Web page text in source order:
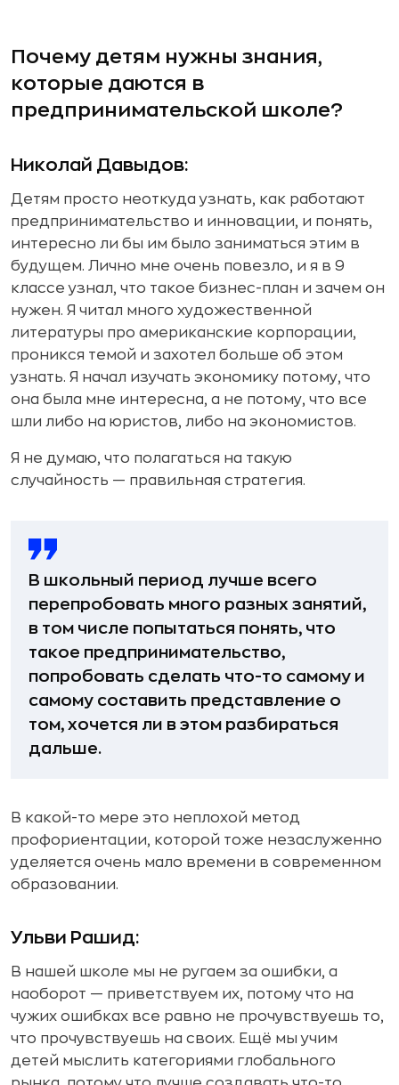
Почему детям нужны знания,
которые даются в
предпринимательской школе?
Николай Давыдов:
Детям просто неоткуда узнать, как работают
предпринимательство и инновации, и понять,
интересно ли бы им было заниматься этим в
будущем. Лично мне очень повезло, и я в 9
классе узнал, что такое бизнес-план и зачем он
нужен. Я читал много художественной
литературы про американские корпорации,
проникся темой и захотел больше об этом
узнать. Я начал изучать экономику потому, что
она была мне интересна, а не потому, что все
шли либо на юристов, либо на экономистов.
Я не думаю, что полагаться на такую
случайность — правильная стратегия.
В школьный период лучше всего
перепробовать много разных занятий,
в том числе попытаться понять, что
такое предпринимательство,
попробовать сделать что-то самому и
самому составить представление о
том, хочется ли в этом разбираться
дальше.
В какой-то мере это неплохой метод
профориентации, которой тоже незаслуженно
уделяется очень мало времени в современном
образовании.
Ульви Рашид:
В нашей школе мы не ругаем за ошибки, а
наоборот — приветствуем их, потому что на
чужих ошибках все равно не прочувствуешь то,
что прочувствуешь на своих. Ещё мы учим
детей мыслить категориями глобального